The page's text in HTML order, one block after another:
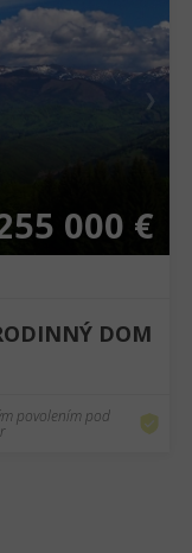
❯
000 €
DOM
povolením pod